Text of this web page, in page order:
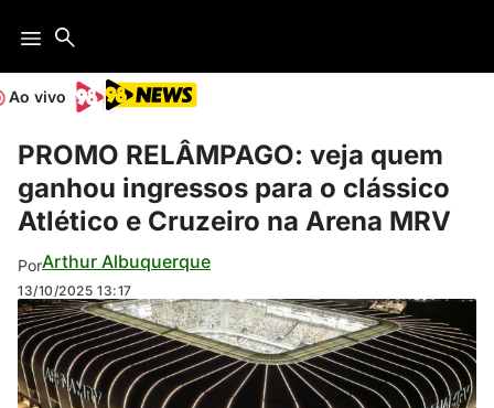
Ao vivo
PROMO RELÂMPAGO: veja quem
ganhou ingressos para o clássico
Atlético e Cruzeiro na Arena MRV
PorArthur Albuquerque
13/10/2025 13:17